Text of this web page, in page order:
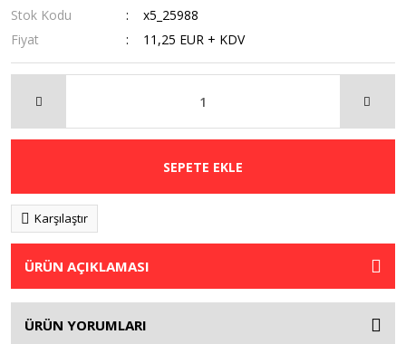
Stok Kodu
x5_25988
Fiyat
11,25 EUR + KDV
SEPETE EKLE
Karşılaştır
ÜRÜN AÇIKLAMASI
ÜRÜN YORUMLARI